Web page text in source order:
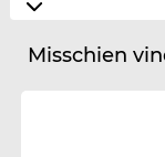
Misschien